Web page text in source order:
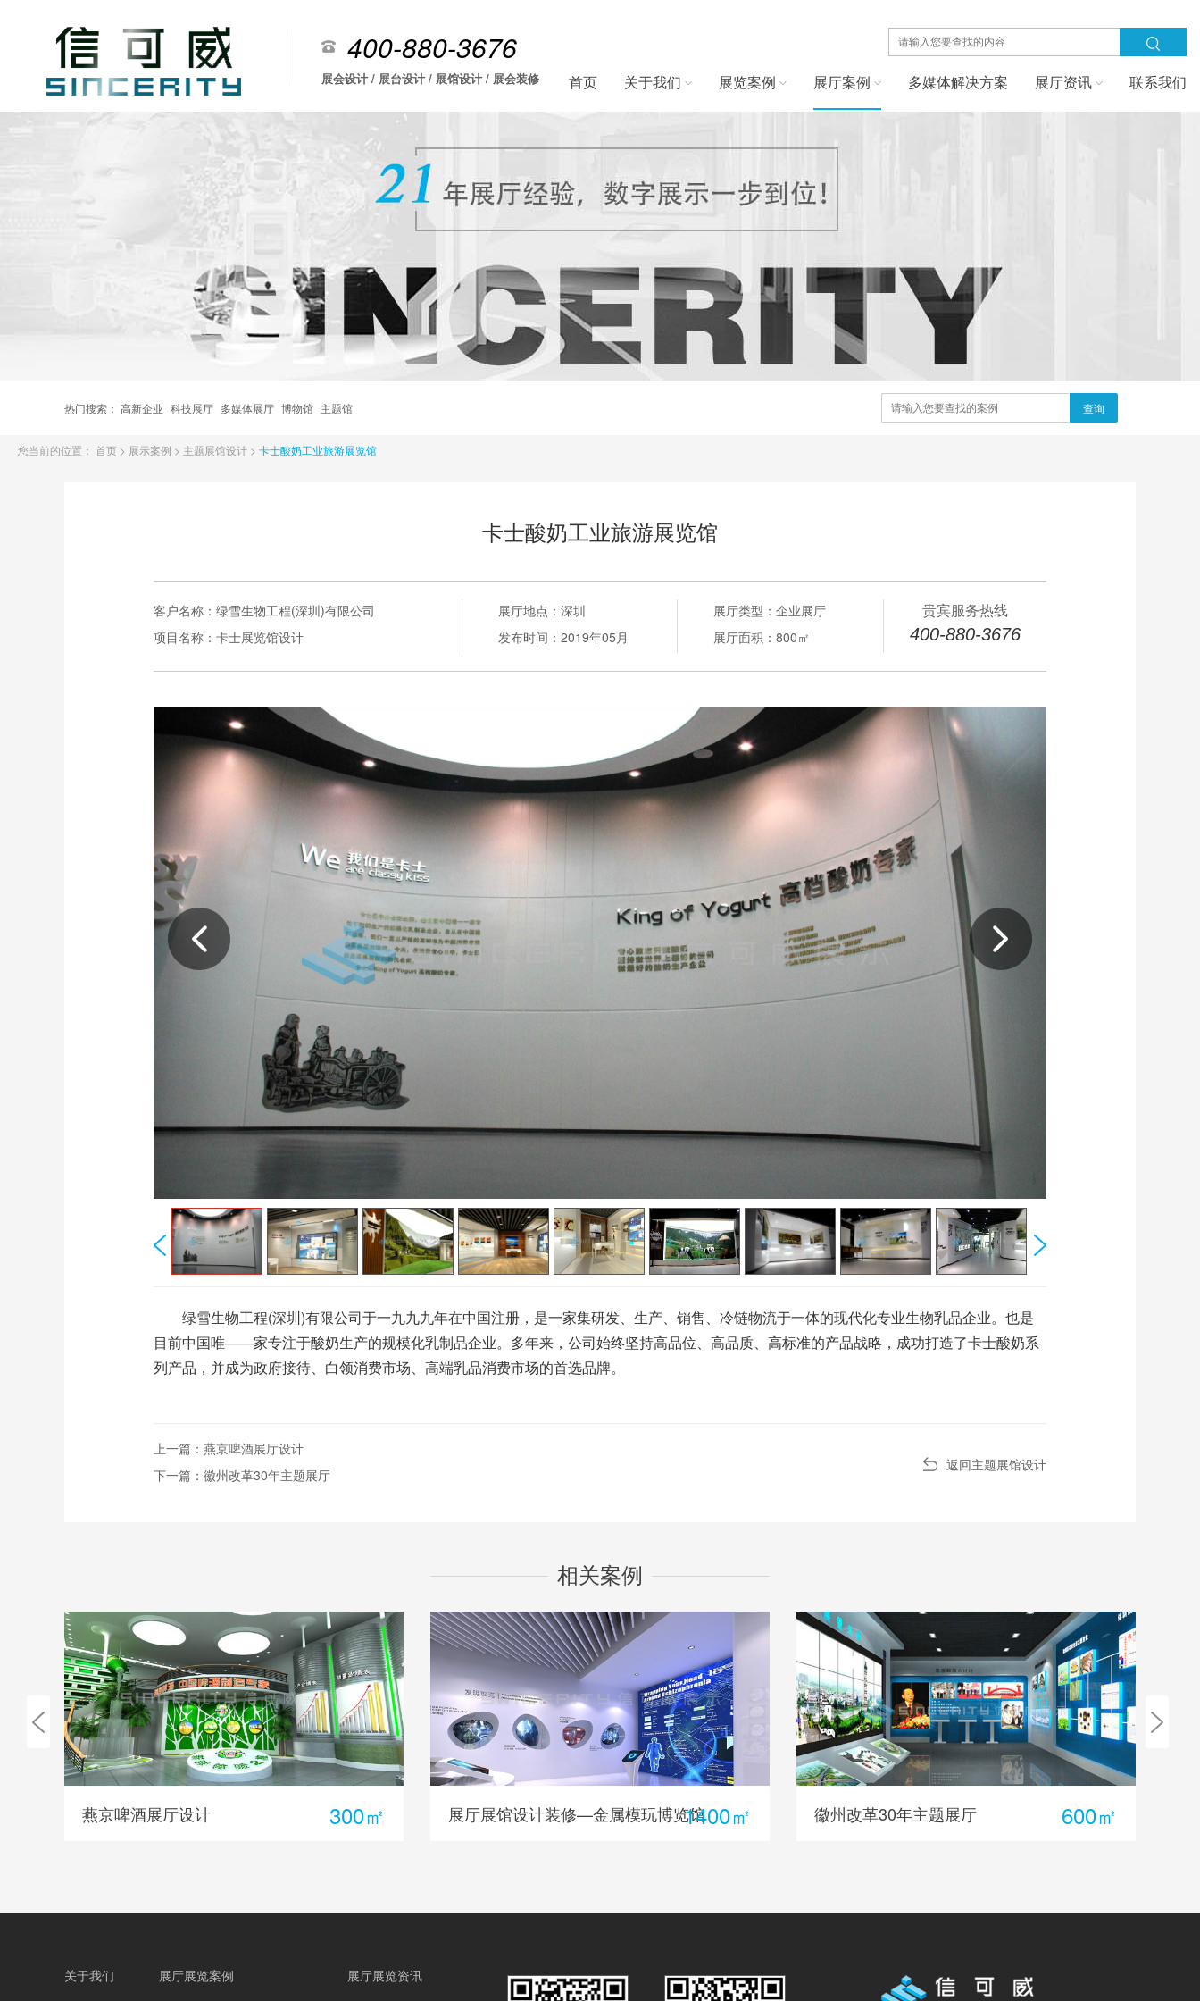
400-880-3676
展会设计 / 展台设计 / 展馆设计 / 展会装修 首页 关于我们 展览案例 展厅案例 多媒体解决方案 展厅资讯 联系我们
热门搜索： 高新企业 科技展厅 多媒体展厅 博物馆 主题馆 查询
您当前的位置： 首页 > 展示案例 > 主题展馆设计 > 卡士酸奶工业旅游展览馆
卡士酸奶工业旅游展览馆
客户名称： 绿雪生物工程(深圳)有限公司
项目名称： 卡士展览馆设计
展厅地点： 深圳
发布时间： 2019年05月
展厅类型： 企业展厅
展厅面积： 800㎡
贵宾服务热线
400-880-3676
绿雪生物工程(深圳)有限公司于一九九九年在中国注册，是一家集研发、生产、销售、冷链物流于一体的现代化专业生物乳品企业。也是
目前中国唯——家专注于酸奶生产的规模化乳制品企业。多年来，公司始终坚持高品位、高品质、高标准的产品战略，成功打造了卡士酸奶系
列产品，并成为政府接待、白领消费市场、高端乳品消费市场的首选品牌。
上一篇： 燕京啤酒展厅设计
下一篇： 徽州改革30年主题展厅
返回主题展馆设计
相关案例
300㎡
燕京啤酒展厅设计 1400㎡
展厅展馆设计装修—金属模玩博览馆 600㎡
徽州改革30年主题展厅
关于我们 展厅展览案例 展厅展览资讯